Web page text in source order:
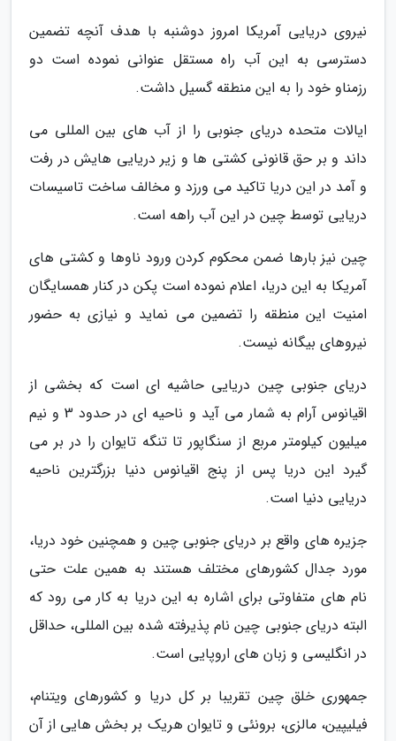
نیروی دریایی آمریکا امروز دوشنبه با هدف آنچه تضمین
دسترسی به این آب راه مستقل عنوانی نموده است دو
رزمناو خود را به این منطقه گسیل داشت.
ایالات متحده دریای جنوبی را از آب های بین المللی می
داند و بر حق قانونی کشتی ها و زیر دریایی هایش در رفت
و آمد در این دریا تاکید می ورزد و مخالف ساخت تاسیسات
دریایی توسط چین در این آب راهه است.
چین نیز بارها ضمن محکوم کردن ورود ناوها و کشتی های
آمریکا به این دریا، اعلام نموده است پکن در کنار همسایگان
امنیت این منطقه را تضمین می نماید و نیازی به حضور
نیروهای بیگانه نیست.
دریای جنوبی چین دریایی حاشیه ای است که بخشی از
اقیانوس آرام به شمار می آید و ناحیه ای در حدود 3 و نیم
میلیون کیلومتر مربع از سنگاپور تا تنگه تایوان را در بر می
گیرد این دریا پس از پنج اقیانوس دنیا بزرگترین ناحیه
دریایی دنیا است.
جزیره های واقع بر دریای جنوبی چین و همچنین خود دریا،
مورد جدال کشورهای مختلف هستند به همین علت حتی
نام های متفاوتی برای اشاره به این دریا به کار می رود که
البته دریای جنوبی چین نام پذیرفته شده بین المللی، حداقل
در انگلیسی و زبان های اروپایی است.
جمهوری خلق چین تقریبا بر کل دریا و کشورهای ویتنام،
فیلیپین، مالزی، برونئی و تایوان هریک بر بخش هایی از آن